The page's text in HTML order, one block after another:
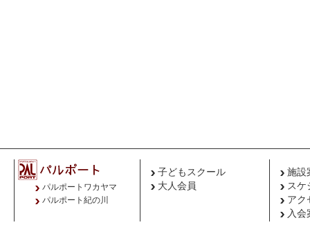
パルポートワカヤマ
パルポート紀の川
子どもスクール
大人会員
施設
スケ
アク
入会